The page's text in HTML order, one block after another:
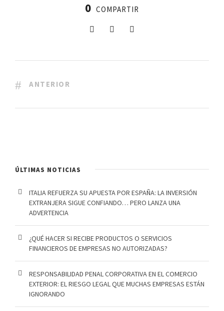
0 COMPARTIR
ANTERIOR
ÚLTIMAS NOTICIAS
ITALIA REFUERZA SU APUESTA POR ESPAÑA: LA INVERSIÓN
EXTRANJERA SIGUE CONFIANDO… PERO LANZA UNA
ADVERTENCIA
¿QUÉ HACER SI RECIBE PRODUCTOS O SERVICIOS
FINANCIEROS DE EMPRESAS NO AUTORIZADAS?
RESPONSABILIDAD PENAL CORPORATIVA EN EL COMERCIO
EXTERIOR: EL RIESGO LEGAL QUE MUCHAS EMPRESAS ESTÁN
IGNORANDO